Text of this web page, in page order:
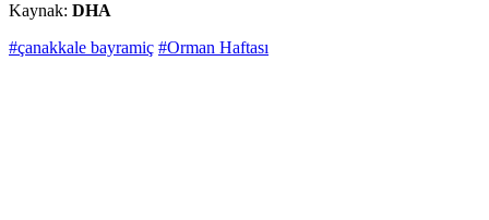
Kaynak: DHA
#çanakkale bayramiç #Orman Haftası